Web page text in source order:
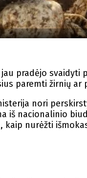
pradėjo
paremti žirnių ar
nori
iš nacionalinio
kaip nurėžti